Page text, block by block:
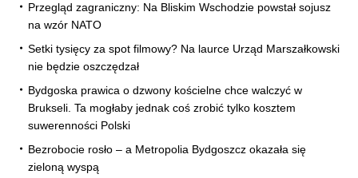
Przegląd zagraniczny: Na Bliskim Wschodzie powstał sojusz
na wzór NATO
Setki tysięcy za spot filmowy? Na laurce Urząd Marszałkowski
nie będzie oszczędzał
Bydgoska prawica o dzwony kościelne chce walczyć w
Brukseli. Ta mogłaby jednak coś zrobić tylko kosztem
suwerenności Polski
Bezrobocie rosło – a Metropolia Bydgoszcz okazała się
zieloną wyspą